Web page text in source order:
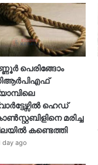
പെരിങ്ങോം
ഹെഡ്
മരിച്ച
കണ്ടെത്തി
day ago